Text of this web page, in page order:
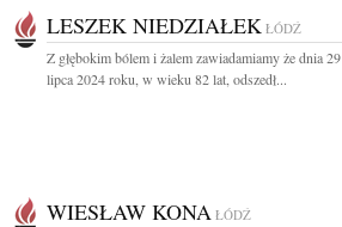
LESZEK NIEDZIAŁEK ŁÓDŹ
Z głębokim bólem i żalem zawiadamiamy że dnia 29
lipca 2024 roku, w wieku 82 lat, odszedł...
WIESŁAW KONA ŁÓDŹ